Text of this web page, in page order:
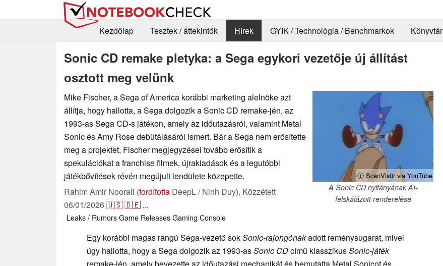
Kezdőlap
Tesztek / áttekintők Hírek GYIK / Technológia / Benchmarkok Könyvtár
Sonic CD remake pletyka: a Sega egykori vezetője új állítást
osztott meg velünk
ⓘ ScanVis0r via YouTube
A Sonic CD nyitányának AI-
felskálázott renderelése
Mike Fischer, a Sega of America korábbi marketing alelnöke azt
állítja, hogy hallotta, a Sega dolgozik a Sonic CD remake-jén, az
1993-as Sega CD-s játékon, amely az időutazásról, valamint Metal
Sonic és Amy Rose debütálásáról ismert. Bár a Sega nem erősítette
meg a projektet, Fischer megjegyzései tovább erősítik a
spekulációkat a franchise filmek, újrakiadások és a legutóbbi
játékbővítések révén megújult lendülete közepette.
Rahim Amir Noorali (fordította DeepL / Ninh Duy), Közzétett
06/01/2026🇺🇸🇩🇪 ...
Leaks / RumorsGame ReleasesGaming Console
Egy korábbi magas rangú Sega-vezető sokSonic-rajongónakadott reménysugarat, mivel
úgy hallotta, hogy a Sega dolgozik az 1993-asSonic CDcímű klasszikusSonic-játék